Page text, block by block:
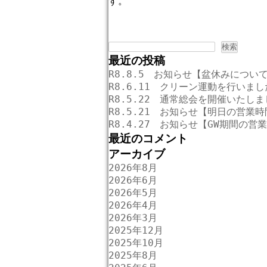
検
索:
最近の投稿
R8.8.5 お知らせ【盆休みについて
R8.6.11 クリーン運動を行いまし
R8.5.22 通常総会を開催いたしま
R8.5.21 お知らせ【明日の営業時
R8.4.27 お知らせ【GW期間の営業
最近のコメント
アーカイブ
2026年8月
2026年6月
2026年5月
2026年4月
2026年3月
2025年12月
2025年10月
2025年8月